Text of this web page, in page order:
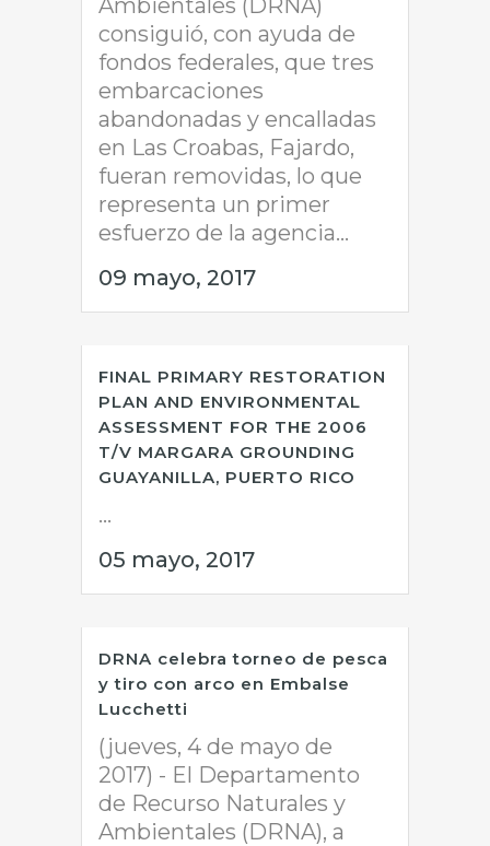
Ambientales (DRNA)
consiguió, con ayuda de
fondos federales, que tres
embarcaciones
abandonadas y encalladas
en Las Croabas, Fajardo,
fueran removidas, lo que
representa un primer
esfuerzo de la agencia...
09 mayo, 2017
FINAL PRIMARY RESTORATION
PLAN AND ENVIRONMENTAL
ASSESSMENT FOR THE 2006
T/V MARGARA GROUNDING
GUAYANILLA, PUERTO RICO
...
05 mayo, 2017
DRNA celebra torneo de pesca
y tiro con arco en Embalse
Lucchetti
(jueves, 4 de mayo de
2017) - El Departamento
de Recurso Naturales y
Ambientales (DRNA), a